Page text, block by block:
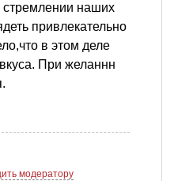
стремлении наших
привлекательно
в этом деле
При желаннн
модератору